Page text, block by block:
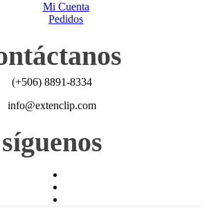
Mi Cuenta
Pedidos
(+506) 8891-8334
info@extenclip.com
síguenos